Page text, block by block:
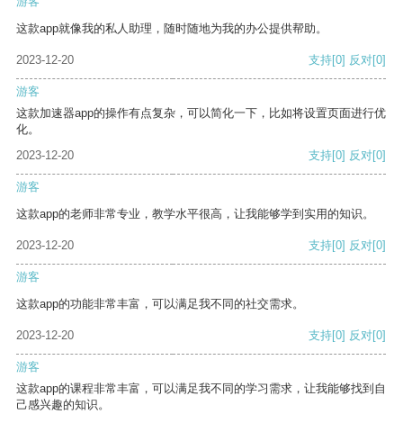
这款app就像我的私人助理，随时随地为我的办公提供帮助。
2023-12-20 支持[0] 反对[0]
游客
这款加速器app的操作有点复杂，可以简化一下，比如将设置页面进行优
化。
2023-12-20
支持[0] 反对[0]
游客
这款app的老师非常专业，教学水平很高，让我能够学到实用的知识。
2023-12-20 支持[0] 反对[0]
游客
这款app的功能非常丰富，可以满足我不同的社交需求。
2023-12-20 支持[0] 反对[0]
游客
这款app的课程非常丰富，可以满足我不同的学习需求，让我能够找到自
己感兴趣的知识。